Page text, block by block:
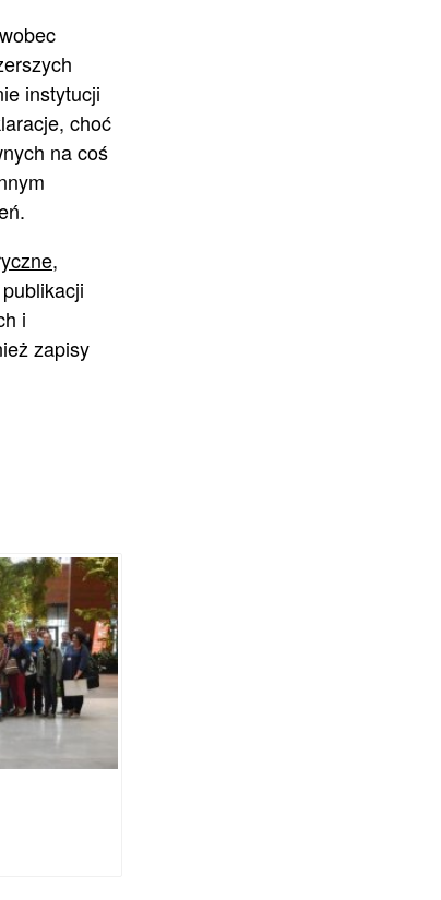
instytucji
choć
na coś
,
i
zapisy